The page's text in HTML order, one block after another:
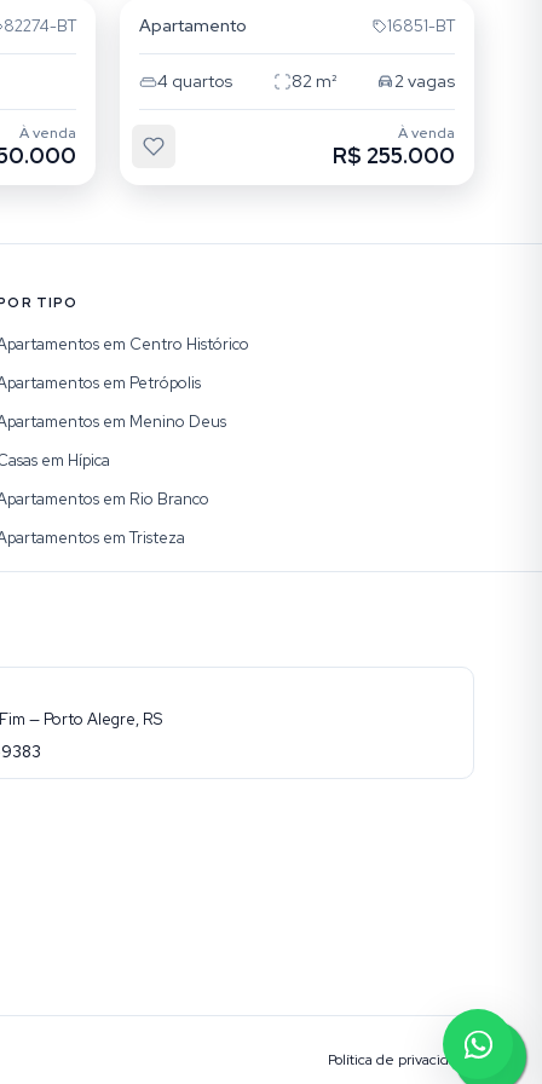
82274-BT
À venda
Apartamento 16851-BT
4 quartos 82m² 2vagas
À venda
R$ 255.000
TIPO
em Centro Histórico
em Petrópolis
em Menino Deus
em Hípica
em Rio Branco
em Tristeza
— Porto Alegre, RS
Política de privacidade